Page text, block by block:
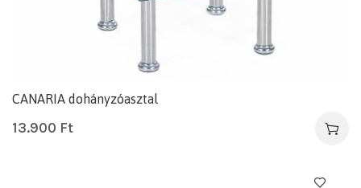
CANARIA dohányzóasztal
13.900 Ft